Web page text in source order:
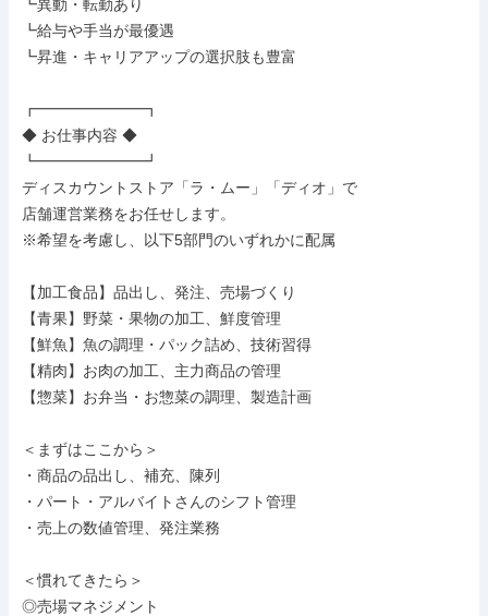
┗異動・転勤あり
┗給与や手当が最優遇
┗昇進・キャリアアップの選択肢も豊富
┏━━━━━━━┓
◆ お仕事内容 ◆
┗━━━━━━━┛
ディスカウントストア「ラ・ムー」「ディオ」で
店舗運営業務をお任せします。
※希望を考慮し、以下5部門のいずれかに配属
【加工食品】品出し、発注、売場づくり
【青果】野菜・果物の加工、鮮度管理
【鮮魚】魚の調理・パック詰め、技術習得
【精肉】お肉の加工、主力商品の管理
【惣菜】お弁当・お惣菜の調理、製造計画
＜まずはここから＞
・商品の品出し、補充、陳列
・パート・アルバイトさんのシフト管理
・売上の数値管理、発注業務
＜慣れてきたら＞
◎売場マネジメント